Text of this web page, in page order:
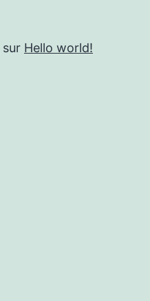
sur Hello world!